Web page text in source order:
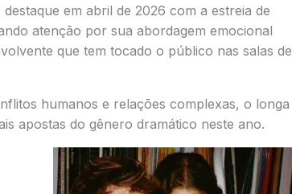
em abril de 2026 com a estreia de
atenção por sua abordagem emocional
que tem tocado o público nas salas de
humanos e relações complexas, o longa
apostas do gênero dramático neste ano.